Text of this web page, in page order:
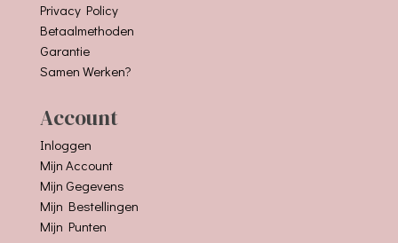
Privacy Policy
Betaalmethoden
Garantie
Samen Werken?
Account
Inloggen
Mijn Account
Mijn Gegevens
Mijn Bestellingen
Mijn Punten